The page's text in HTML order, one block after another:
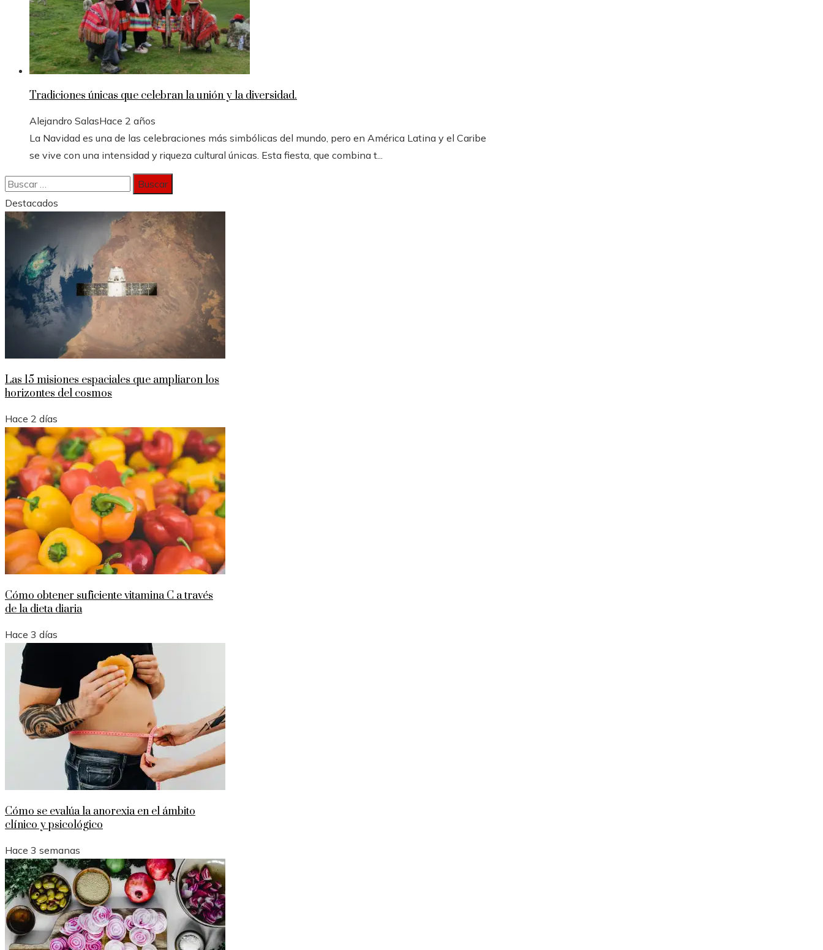
Tradiciones únicas que celebran la unión y la diversidad.
Alejandro SalasHace 2 años
La Navidad es una de las celebraciones más simbólicas del mundo, pero en América Latina y el Caribe
se vive con una intensidad y riqueza cultural únicas. Esta fiesta, que combina t...
Buscar:
Destacados
Las 15 misiones espaciales que ampliaron los
horizontes del cosmos
Hace 2 días
Cómo obtener suficiente vitamina C a través
de la dieta diaria
Hace 3 días
Cómo se evalúa la anorexia en el ámbito
clínico y psicológico
Hace 3 semanas